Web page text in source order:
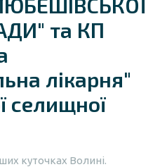
та КП
лікарня"
селищної
куточках Волині.